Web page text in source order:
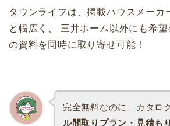
タウンライフは、掲載ハウスメーカ
と幅広く、 三井ホーム以外にも希
の資料を同時に取り寄せ可能！
完全無料なのに、カタロ
ル間取りプラン・見積も